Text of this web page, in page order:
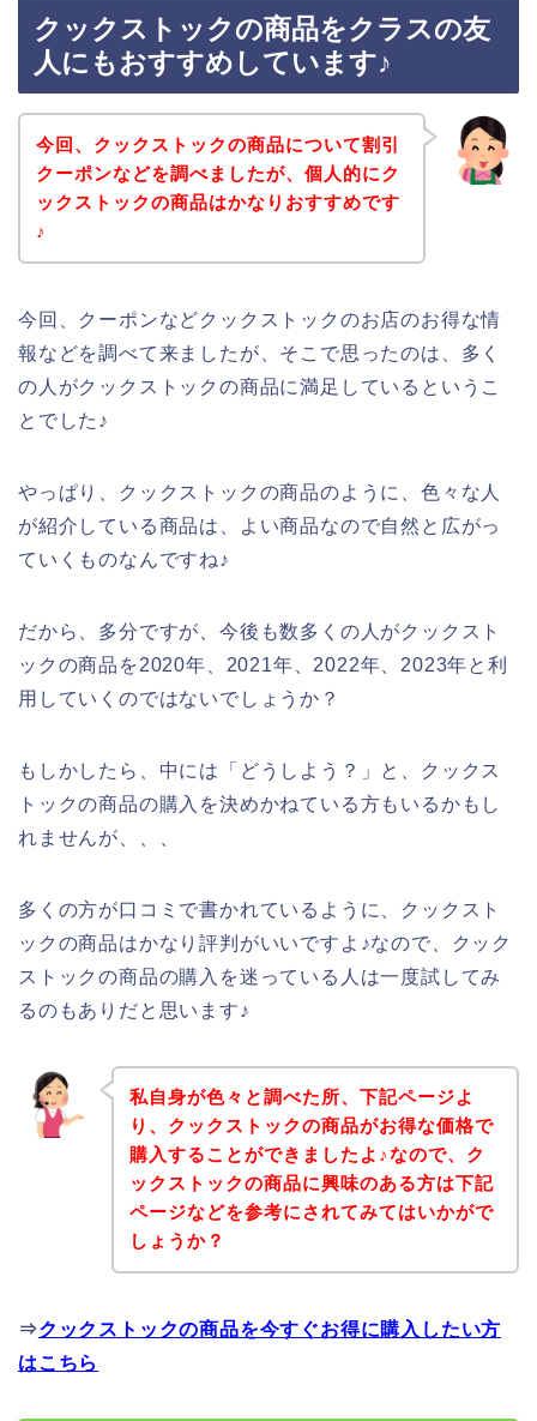
クックストックの商品をクラスの友
人にもおすすめしています♪
今回、クックストックの商品について割引
クーポンなどを調べましたが、個人的にク
ックストックの商品はかなりおすすめです
♪
今回、クーポンなどクックストックのお店のお得な情
報などを調べて来ましたが、そこで思ったのは、多く
の人がクックストックの商品に満足しているというこ
とでした♪
やっぱり、クックストックの商品のように、色々な人
が紹介している商品は、よい商品なので自然と広がっ
ていくものなんですね♪
だから、多分ですが、今後も数多くの人がクックスト
ックの商品を2020年、2021年、2022年、2023年と利
用していくのではないでしょうか？
もしかしたら、中には「どうしよう？」と、クックス
トックの商品の購入を決めかねている方もいるかもし
れませんが、、、
多くの方が口コミで書かれているように、クックスト
ックの商品はかなり評判がいいですよ♪なので、クック
ストックの商品の購入を迷っている人は一度試してみ
るのもありだと思います♪
私自身が色々と調べた所、下記ページよ
り、クックストックの商品がお得な価格で
購入することができましたよ♪なので、ク
ックストックの商品に興味のある方は下記
ページなどを参考にされてみてはいかがで
しょうか？
⇒クックストックの商品を今すぐお得に購入したい方
はこちら